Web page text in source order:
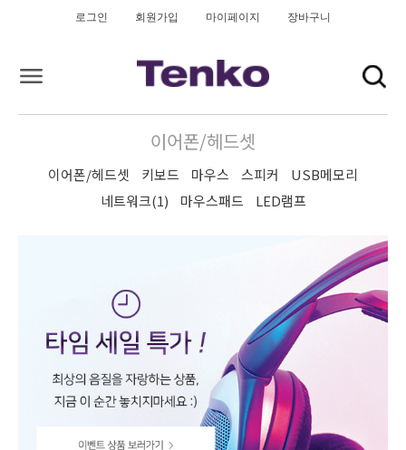
로그인 회원가입 마이페이지 장바구니
이어폰/헤드셋
이어폰/헤드셋 키보드 마우스 스피커
USB메모리
네트워크(1)
마우스패드 LED램프